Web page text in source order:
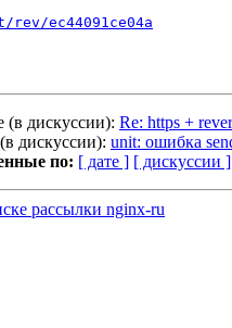
ec44091ce04a
дискуссии): Re: https +
дискуссии): unit: ошибка
по: [ дате ] [ дискуссии ]
рассылки nginx-ru